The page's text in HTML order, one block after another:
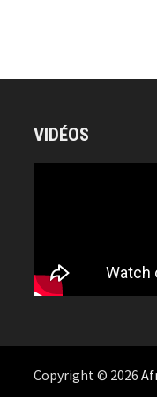
VIDÉOS
Copyright © 2026